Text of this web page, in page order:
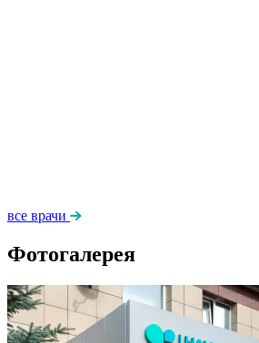
все врачи
Фотогалерея